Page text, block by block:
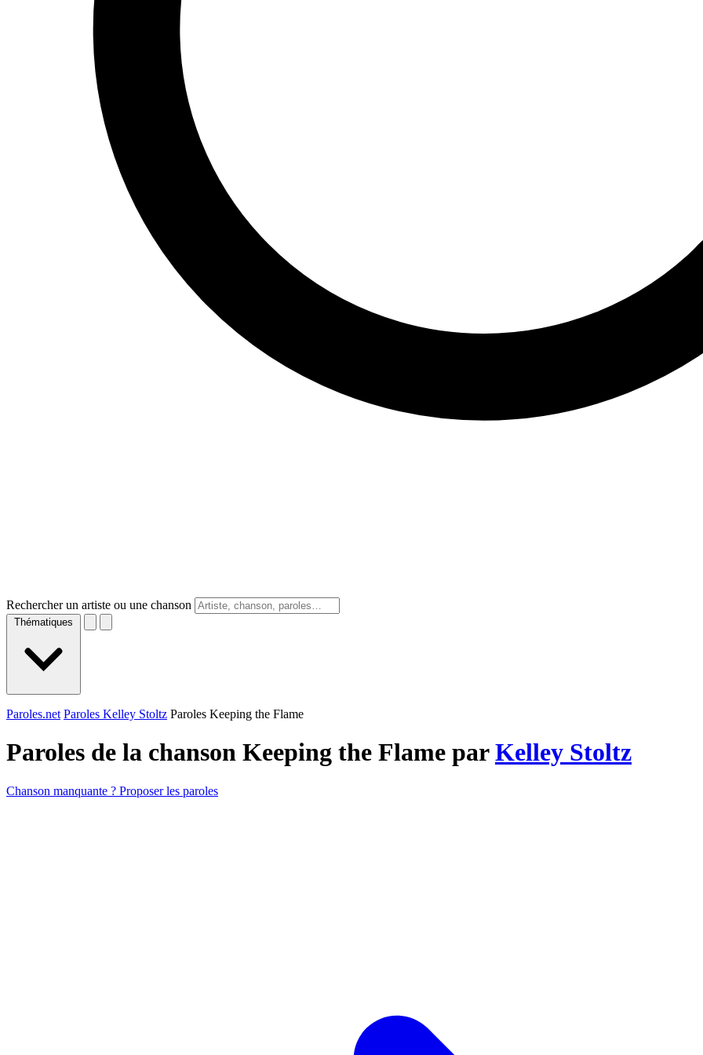
Rechercher un artiste ou une chanson
Thématiques
Paroles.net Paroles Kelley Stoltz Paroles Keeping the Flame
Paroles de la chanson Keeping the Flame parKelley Stoltz
Chanson manquante ? Proposer les paroles